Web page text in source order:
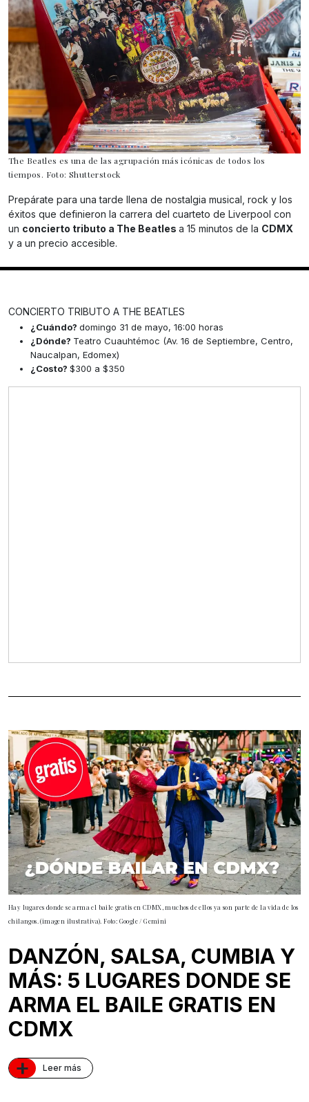
The Beatles es una de las agrupación más icónicas de todos los
tiempos. Foto: Shutterstock
Prepárate para una tarde llena de nostalgia musical, rock y los
éxitos que definieron la carrera del cuarteto de Liverpool con
un concierto tributo a The Beatles a 15 minutos de la CDMX
y a un precio accesible.
CONCIERTO TRIBUTO A THE BEATLES
¿Cuándo? domingo 31 de mayo, 16:00 horas
¿Dónde? Teatro Cuauhtémoc (Av. 16 de Septiembre, Centro,
Naucalpan, Edomex)
¿Costo? $300 a $350
Hay lugares donde se arma el baile gratis en CDMX, muchos de ellos ya son parte de la vida de los
chilangos. (imagen ilustrativa). Foto: Google / Gemini
DANZÓN, SALSA, CUMBIA Y
MÁS: 5 LUGARES DONDE SE
ARMA EL BAILE GRATIS EN
CDMX
+ Leer más